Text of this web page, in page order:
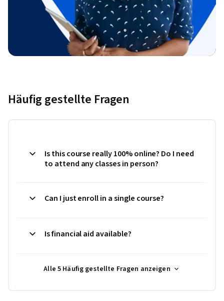
Häufig gestellte Fragen
Is this course really 100% online? Do I need
to attend any classes in person?
Can I just enroll in a single course?
Is financial aid available?
Alle 5 Häufig gestellte Fragen anzeigen